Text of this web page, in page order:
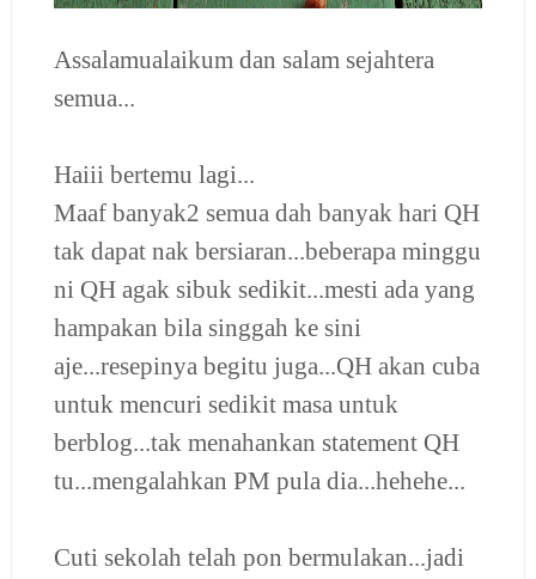
Assalamualaikum dan salam sejahtera
semua...
Haiii bertemu lagi...
Maaf banyak2 semua dah banyak hari QH
tak dapat nak bersiaran...beberapa minggu
ni QH agak sibuk sedikit...mesti ada yang
hampakan bila singgah ke sini
aje...resepinya begitu juga...QH akan cuba
untuk mencuri sedikit masa untuk
berblog...tak menahankan statement QH
tu...mengalahkan PM pula dia...hehehe...
Cuti sekolah telah pon bermulakan...jadi